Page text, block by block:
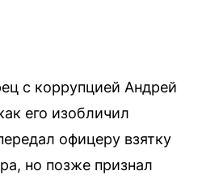
с коррупцией Андрей
его изобличил
офицеру взятку
но позже признал